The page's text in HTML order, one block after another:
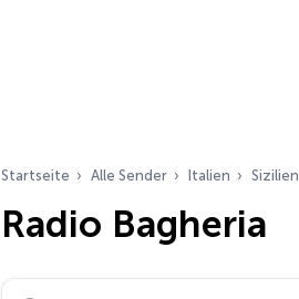
Startseite Alle Sender Italien Sizilien
Radio Bagheria
Radiosender suchen…